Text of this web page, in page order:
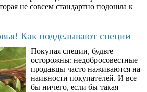
не совсем стандартно подошла к
Как подделывают специи
Покупая специи, будьте
осторожны: недобросовестные
продавцы часто наживаются на
наивности покупателей. И все
бы ничего, если бы такая